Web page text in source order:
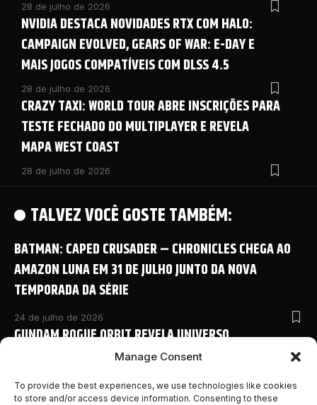
Manage Consent
To provide the best experiences, we use technologies like cookies
to store and/or access device information. Consenting to these
28 de julho de 2026
NVIDIA DESTACA NOVIDADES RTX COM HALO:
CAMPAIGN EVOLVED, GEARS OF WAR: E-DAY E
MAIS JOGOS COMPATÍVEIS COM DLSS 4.5
28 de julho de 2026
CRAZY TAXI: WORLD TOUR ABRE INSCRIÇÕES PARA
TESTE FECHADO DO MULTIPLAYER E REVELA
MAPA WEST COAST
28 de julho de 2026
TALVEZ VOCÊ GOSTE TAMBÉM:
BATMAN: CAPED CRUSADER – CHRONICLES CHEGA AO
AMAZON LUNA EM 31 DE JULHO JUNTO DA NOVA
TEMPORADA DA SÉRIE
24 de julho de 2026
GUNDAM ROGUE ORBIT REVELA UNIVERSO
COMPARTILHADO COM NOVO ANIME E DETALHES